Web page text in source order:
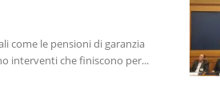
come le pensioni di garanzia
interventi che finiscono per...